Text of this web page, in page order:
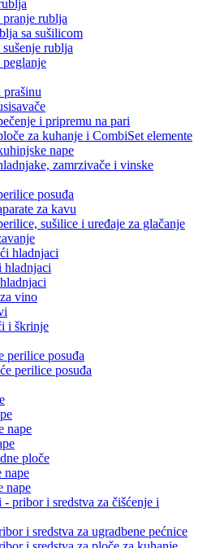
rublja
sa sušilicom
rublja
prašinu
i pripremu na pari
za kuhanje i CombiSet elemente
nape
zamrzivače i vinske
posuđa
za kavu
sušilice i uređaje za glačanje
hladnjaci
hladnjaci
vino
i škrinje
perilice posuđa
perilice posuđa
nape
ploče
nape
nape
pribor i sredstva za čišćenje i
i sredstva za ugradbene pećnice